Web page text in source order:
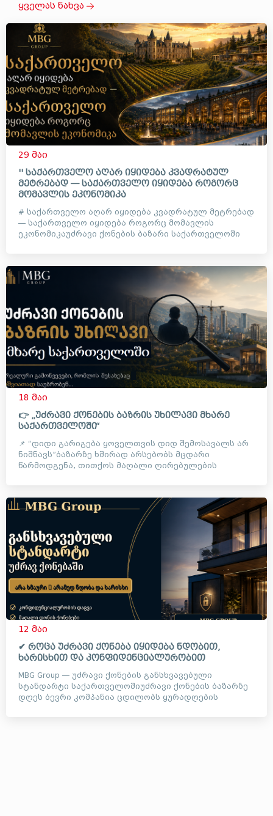
ყველას ნახვა
29 მაი
'' საქართველო აღარ იყიდება კვადრატულ
მეტრებად — საქართველო იყიდება როგორც
მომავლის ეკონომიკა
# საქართველო აღარ იყიდება კვადრატულ მეტრებად
— საქართველო იყიდება როგორც მომავლის
ეკონომიკაუძრავი ქონების ბაზარი საქართველოში
18 მაი
👉 „უძრავი ქონების ბაზრის უხილავი მხარე
საქართველოში“
📌 “დიდი გარიგება ყოველთვის დიდ შემოსავალს არ
ნიშნავს”ბაზარზე ხშირად არსებობს მცდარი
წარმოდგენა, თითქოს მაღალი ღირებულების
12 მაი
✔ როცა უძრავი ქონება იყიდება ნდობით,
ხარისხით და კონფიდენციალურობით
MBG Group — უძრავი ქონების განსხვავებული
სტანდარტი საქართველოშიუძრავი ქონების ბაზარზე
დღეს ბევრი კომპანია ცდილობს ყურადღების